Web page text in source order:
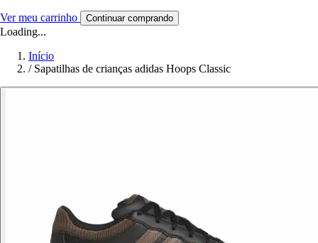
Ver meu carrinho Continuar comprando
Loading...
Início
/ Sapatilhas de crianças adidas Hoops Classic